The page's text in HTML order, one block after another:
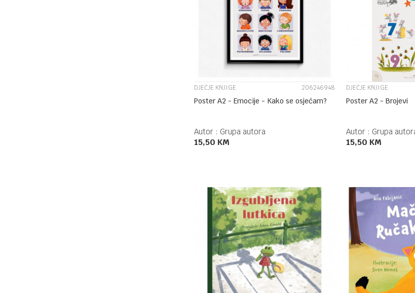
UPOREDI
DJEČJE KNJIGE 206246948
Poster A2 - Emocije - Kako se osjećam?
Autor : Grupa autora
15,50 KM
DJEČJE KNJIGE
Poster A2 - Brojevi
Autor : Grupa
15,50 KM
UPOREDI